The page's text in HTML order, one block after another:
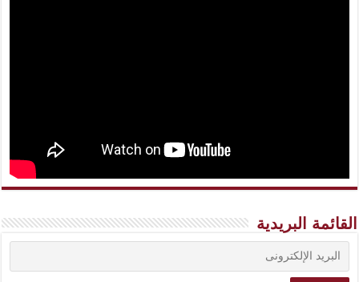
القائمة البريدية